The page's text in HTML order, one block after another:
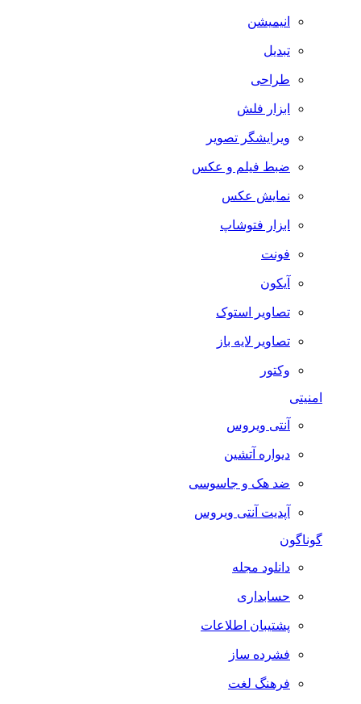
انیمیشن
تبدیل
طراحی
ابزار فلش
ویرایشگر تصویر
ضبط فيلم و عكس
نمایش عکس
ابزار فتوشاپ
فونت
آیکون
تصاویر استوک
تصاویر لایه باز
وکتور
امنیتی
آنتی ویروس
دیواره آتشین
ضد هک و جاسوسی
آپدیت آنتی ویروس
گوناگون
دانلود مجله
حسابداری
پشتیبان اطلاعات
فشرده ساز
فرهنگ لغت